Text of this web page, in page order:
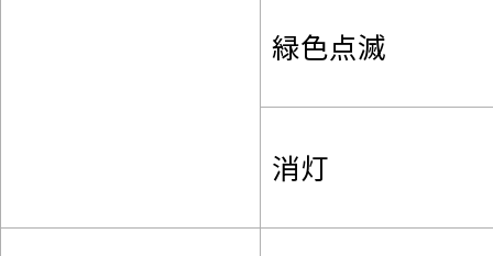
緑色点滅
消灯